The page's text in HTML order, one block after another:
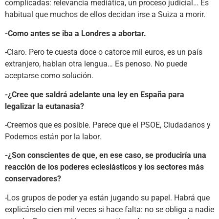
complicadas: relevancia mediática, un proceso judicial… Es
habitual que muchos de ellos decidan irse a Suiza a morir.
-Como antes se iba a Londres a abortar.
-Claro. Pero te cuesta doce o catorce mil euros, es un país
extranjero, hablan otra lengua… Es penoso. No puede
aceptarse como solución.
-¿Cree que saldrá adelante una ley en España para
legalizar la eutanasia?
-Creemos que es posible. Parece que el PSOE, Ciudadanos y
Podemos están por la labor.
-¿Son conscientes de que, en ese caso, se produciría una
reacción de los poderes eclesiásticos y los sectores más
conservadores?
-Los grupos de poder ya están jugando su papel. Habrá que
explicárselo cien mil veces si hace falta: no se obliga a nadie